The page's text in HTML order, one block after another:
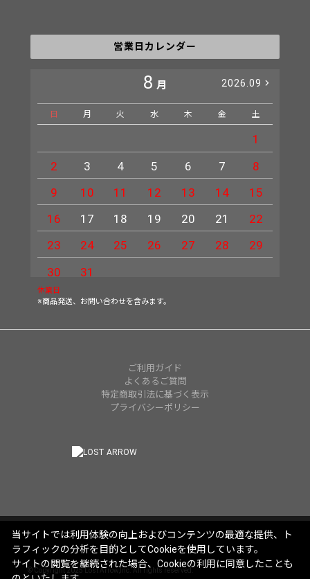
営業日カレンダー
8 月 2026.09
日 月 火 水 木 金 土
1
2
3 4 5 6 7
8
9
10 11 12 13 14
15
16
17 18 19 20 21
22
23
24 25 26 27 28
29
30
31
休業日
※商品発送、お問い合わせを含みます。
ご利用ガイド
よくあるご質問
特定商取引法に基づく表示
プライバシーポリシー
© Copyright 2025 Lost Arrow,Inc. All rights reserved.
当サイトでは利用体験の向上およびコンテンツの最適な提供、ト
ラフィックの分析を目的としてCookieを使用しています。
サイトの閲覧を継続された場合、Cookieの利用に同意したことも